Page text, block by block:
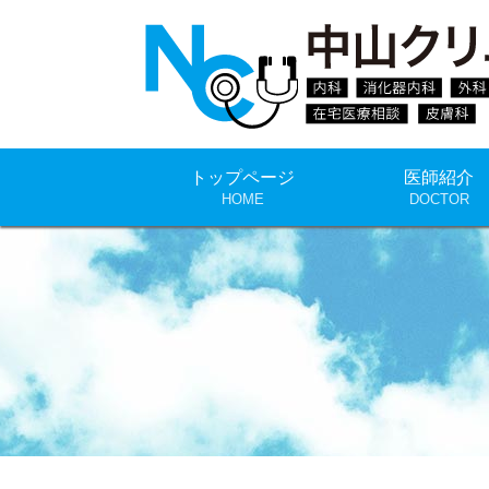
トップページ
HOME
医師紹介
DOCTOR